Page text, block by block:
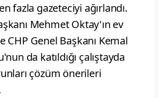
fazla gazeteciyi ağırlandı.
Mehmet Oktay'ın ev
CHP Genel Başkanı Kemal
da katıldığı çalıştayda
çözüm önerileri